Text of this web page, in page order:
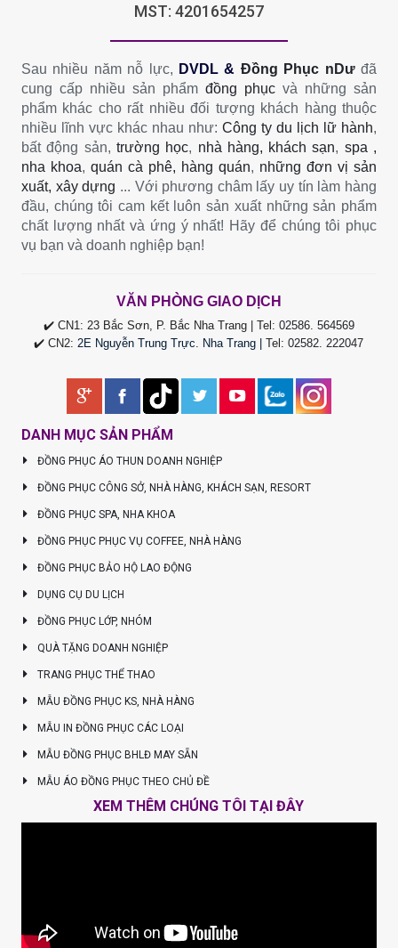
MST: 4201654257
Sau nhiều năm nỗ lực, DVDL & Đồng Phục nDưđã
cung cấp nhiều sản phẩm đồng phục và những sản
phẩm khác cho rất nhiều đối tượng khách hàng thuộc
nhiều lĩnh vực khác nhau như: Công ty du lịch lữ hành,
bất động sản, trường học, nhà hàng, khách sạn, spa ,
nha khoa, quán cà phê, hàng quán, những đơn vị sản
xuất, xây dựng ... Với phương châm lấy uy tín làm hàng
đầu, chúng tôi cam kết luôn sản xuất những sản phẩm
chất lượng nhất và ứng ý nhất! Hãy để chúng tôi phục
vụ bạn và doanh nghiệp bạn!
VĂN PHÒNG GIAO DỊCH
✔️ CN1: 23 Bắc Sơn, P. Bắc Nha Trang | Tel: 02586. 564569
✔️ CN2: 2E Nguyễn Trung Trực. Nha Trang |Tel :02582. 222047
DANH MỤC SẢN PHẨM
ĐỒNG PHỤC ÁO THUN DOANH NGHIỆP
ĐỒNG PHỤC CÔNG SỞ, NHÀ HÀNG, KHÁCH SẠN, RESORT
ĐỒNG PHỤC SPA, NHA KHOA
ĐỒNG PHỤC PHỤC VỤ COFFEE, NHÀ HÀNG
ĐỒNG PHỤC BẢO HỘ LAO ĐỘNG
DỤNG CỤ DU LỊCH
ĐỒNG PHỤC LỚP, NHÓM
QUÀ TẶNG DOANH NGHIỆP
TRANG PHỤC THỂ THAO
MẪU ĐỒNG PHỤC KS, NHÀ HÀNG
MẪU IN ĐỒNG PHỤC CÁC LOẠI
MẪU ĐỒNG PHỤC BHLĐ MAY SẴN
MẪU ÁO ĐỒNG PHỤC THEO CHỦ ĐỀ
XEM THÊM CHÚNG TÔI TẠI ĐÂY